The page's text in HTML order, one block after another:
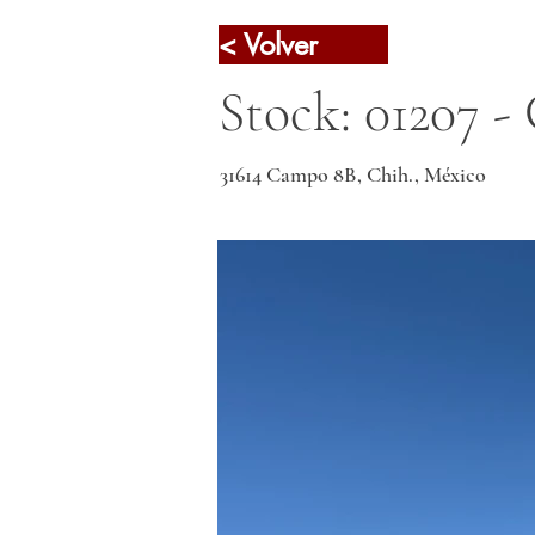
< Volver
Stock: 01207 -
31614 Campo 8B, Chih., México